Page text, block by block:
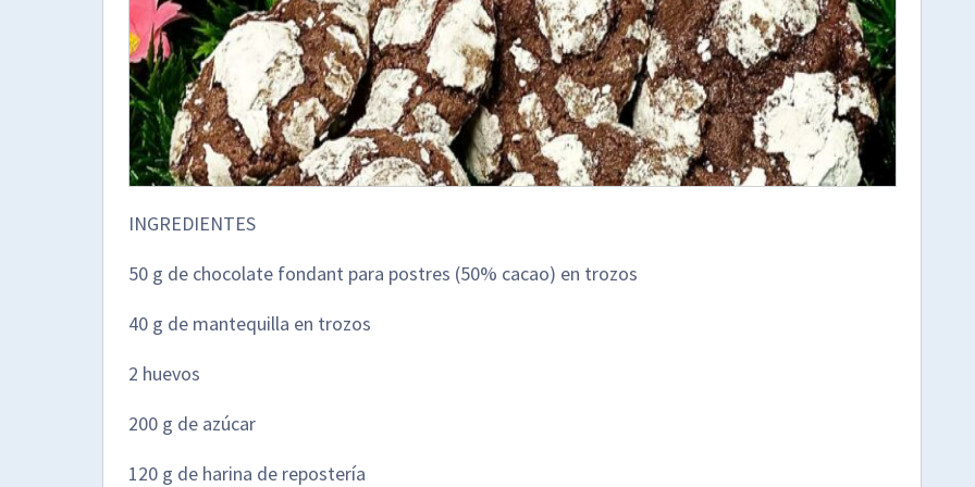
INGREDIENTES
50 g de chocolate fondant para postres (50% cacao) en trozos
40 g de mantequilla en trozos
2 huevos
200 g de azúcar
120 g de harina de repostería